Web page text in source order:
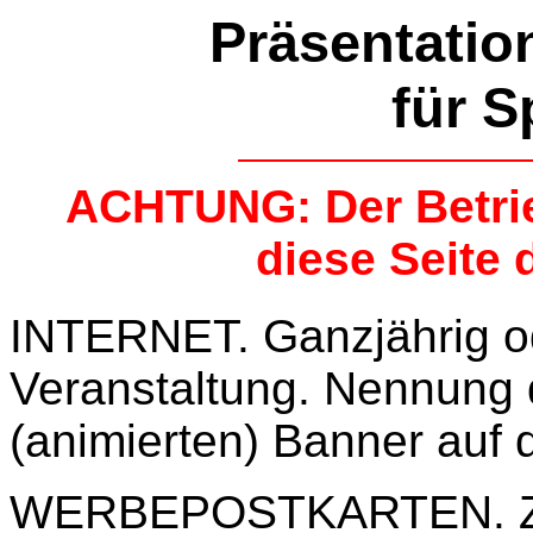
für
ACHTUNG: Der
diese Seite
INTERNET. Ganzjährig
Veranstaltung.
(animierten) Banner auf
WERBEPOSTKARTEN.